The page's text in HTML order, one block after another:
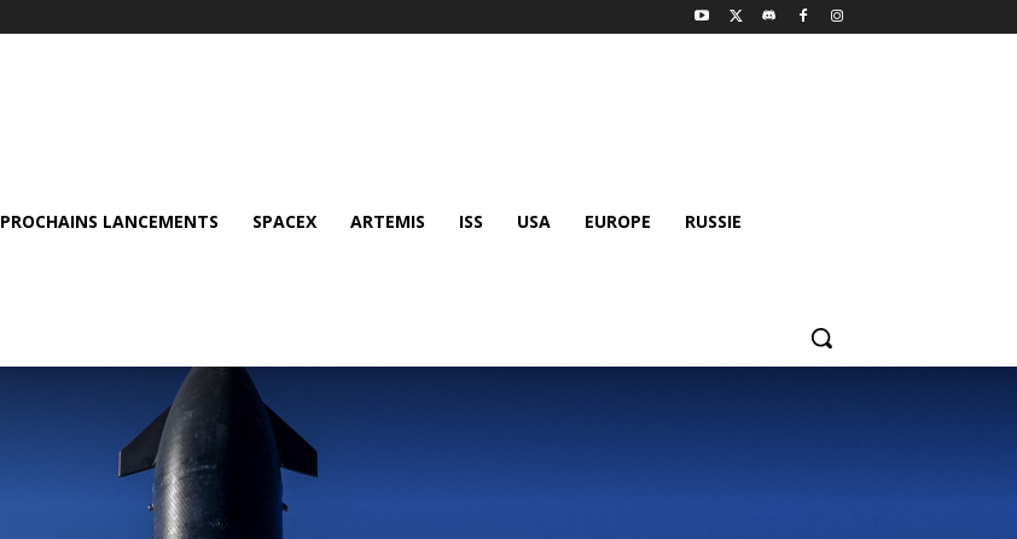
PROCHAINS LANCEMENTS SPACEX ARTEMIS ISS USA EUROPE RUSSIE